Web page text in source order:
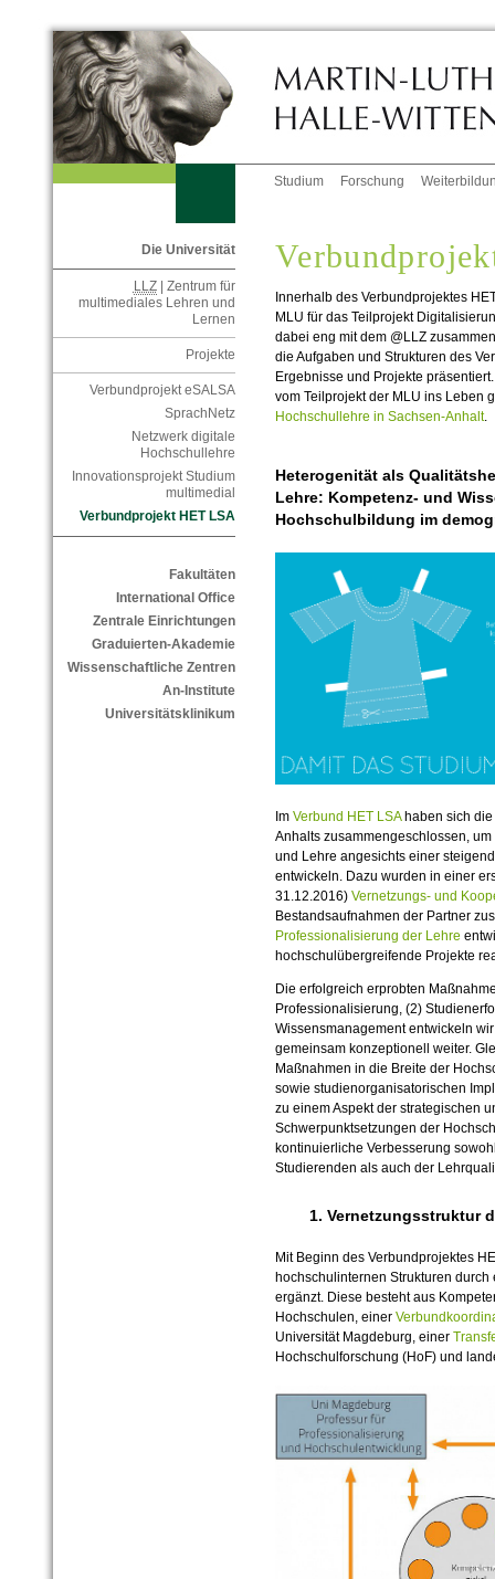
Studium Forschung
Die Universität
LLZ| Zentrum für
multimediales Lehren und
Lernen
Projekte
Verbundprojekt eSALSA
SprachNetz
Netzwerk digitale
Hochschullehre
Innovationsprojekt Studium
multimedial
Verbundprojekt HET LSA
Fakultäten
International Office
Zentrale Einrichtungen
Graduierten-Akademie
Wissenschaftliche Zentren
An-Institute
Universitätsklinikum
Innerhalb des Verbundprojektes
MLU für das Teilprojekt
dabei eng mit dem @LLZ
die Aufgaben und Strukturen des
Ergebnisse und Projekte
vom Teilprojekt der MLU ins Leben
Hochschullehre in Sachsen-Anhalt.
Heterogenität als
Lehre: Kompetenz- und
Hochschulbildung im
Im Verbund HET LSAhaben sich die
Anhalts zusammengeschlossen,
und Lehre angesichts einer
entwickeln. Dazu wurden in einer
31.12.2016) Vernetzungs- und
Bestandsaufnahmen der Partner
Professionalisierung der Lehre
hochschulübergreifende Projekte
Die erfolgreich erprobten
Professionalisierung, (2)
Wissensmanagement entwickeln
gemeinsam konzeptionell weiter.
Maßnahmen in die Breite der
sowie studienorganisatorischen
zu einem Aspekt der strategischen
Schwerpunktsetzungen der
kontinuierliche Verbesserung
Studierenden als auch der
1. Vernetzungsstruktur
Mit Beginn des Verbundprojektes
hochschulinternen Strukturen
ergänzt. Diese besteht aus
Hochschulen, einer
Universität Magdeburg, einer
Hochschulforschung (HoF) und